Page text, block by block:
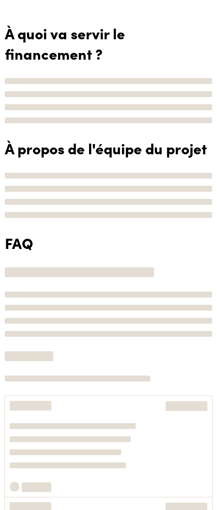
À quoi va servir le
financement ?
À propos de l'équipe du projet
FAQ